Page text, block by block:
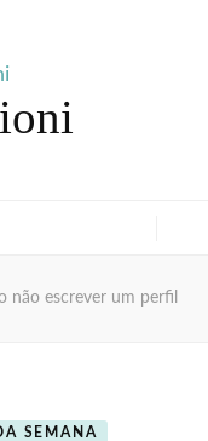
não escrever um perfil
SEMANA